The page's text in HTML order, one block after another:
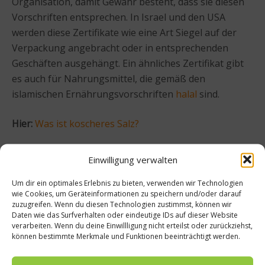
Einwilligung verwalten
Um dir ein optimales Erlebnis zu bieten, verwenden wir Technologien
wie Cookies, um Geräteinformationen zu speichern und/oder darauf
zuzugreifen. Wenn du diesen Technologien zustimmst, können wir
Daten wie das Surfverhalten oder eindeutige IDs auf dieser Website
verarbeiten. Wenn du deine Einwillligung nicht erteilst oder zurückziehst,
können bestimmte Merkmale und Funktionen beeinträchtigt werden.
Vorschriften entsprechen. In Israel und den USA
werden diese Zertifikate wie eine Art Siegel auf der
Verpackung angebracht oder in entsprechenden
Geschäften ausgehängt. Ein ähnliches Zertifikat gibt
es auch für Nahrungsmittel, die gemäß den
islamischen Ernährungsvorschriften halal sind.
Hier:Was ist koscheres Salz?
vorheriger Beitrag
Was
Aflato
Nächster Beitrag
Diplo
Counci